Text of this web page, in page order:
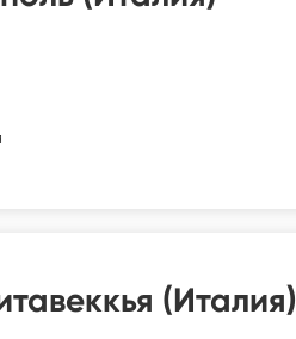
(Италия)